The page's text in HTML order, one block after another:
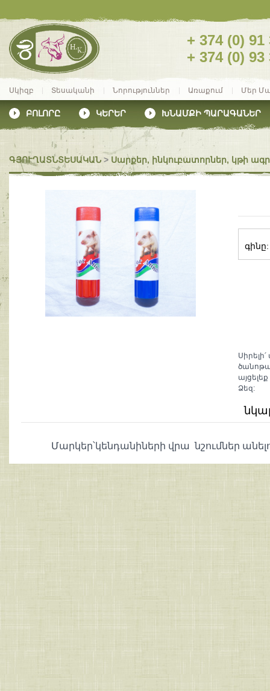
+ 374 (0) 91
+ 374 (0) 93
Սկիզբ Տեսականի Նորություններ Առաքում Մեր
ԲՈԼՈՐԸ ԿԵՐԵՐ ԽՆԱՄՔԻ ՊԱՐԱԳԱՆԵՐ
ԳՅՈՒՂԱՏՆՏԵՍԱԿԱՆ > Սարքեր, ինկուբատորներ, կթի
գինը:
Ձեզ:
Մարկեր՝կենդանիների վրա նշումներ